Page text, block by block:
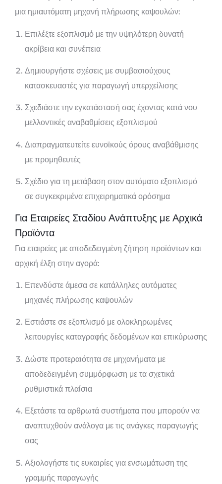
μια ημιαυτόματη μηχανή πλήρωσης καψουλών:
Επιλέξτε εξοπλισμό με την υψηλότερη δυνατή
ακρίβεια και συνέπεια
Δημιουργήστε σχέσεις με συμβασιούχους
κατασκευαστές για παραγωγή υπερχείλισης
Σχεδιάστε την εγκατάστασή σας έχοντας κατά νου
μελλοντικές αναβαθμίσεις εξοπλισμού
Διαπραγματευτείτε ευνοϊκούς όρους αναβάθμισης
με προμηθευτές
Σχέδιο για τη μετάβαση στον αυτόματο εξοπλισμό
σε συγκεκριμένα επιχειρηματικά ορόσημα
Για Εταιρείες Σταδίου Ανάπτυξης με Αρχικά
Προϊόντα
Για εταιρείες με αποδεδειγμένη ζήτηση προϊόντων και
αρχική έλξη στην αγορά:
Επενδύστε άμεσα σε κατάλληλες αυτόματες
μηχανές πλήρωσης καψουλών
Εστιάστε σε εξοπλισμό με ολοκληρωμένες
λειτουργίες καταγραφής δεδομένων και επικύρωσης
Δώστε προτεραιότητα σε μηχανήματα με
αποδεδειγμένη συμμόρφωση με τα σχετικά
ρυθμιστικά πλαίσια
Εξετάστε τα αρθρωτά συστήματα που μπορούν να
αναπτυχθούν ανάλογα με τις ανάγκες παραγωγής
σας
Αξιολογήστε τις ευκαιρίες για ενσωμάτωση της
γραμμής παραγωγής